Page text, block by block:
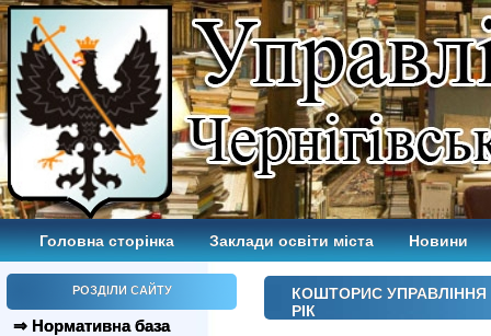
Головна сторінка Заклади освіти міста Новини
РОЗДІЛИ САЙТУ
⇒ Нормативна база
КОШТОРИС УПРАВЛІННЯ
РІК